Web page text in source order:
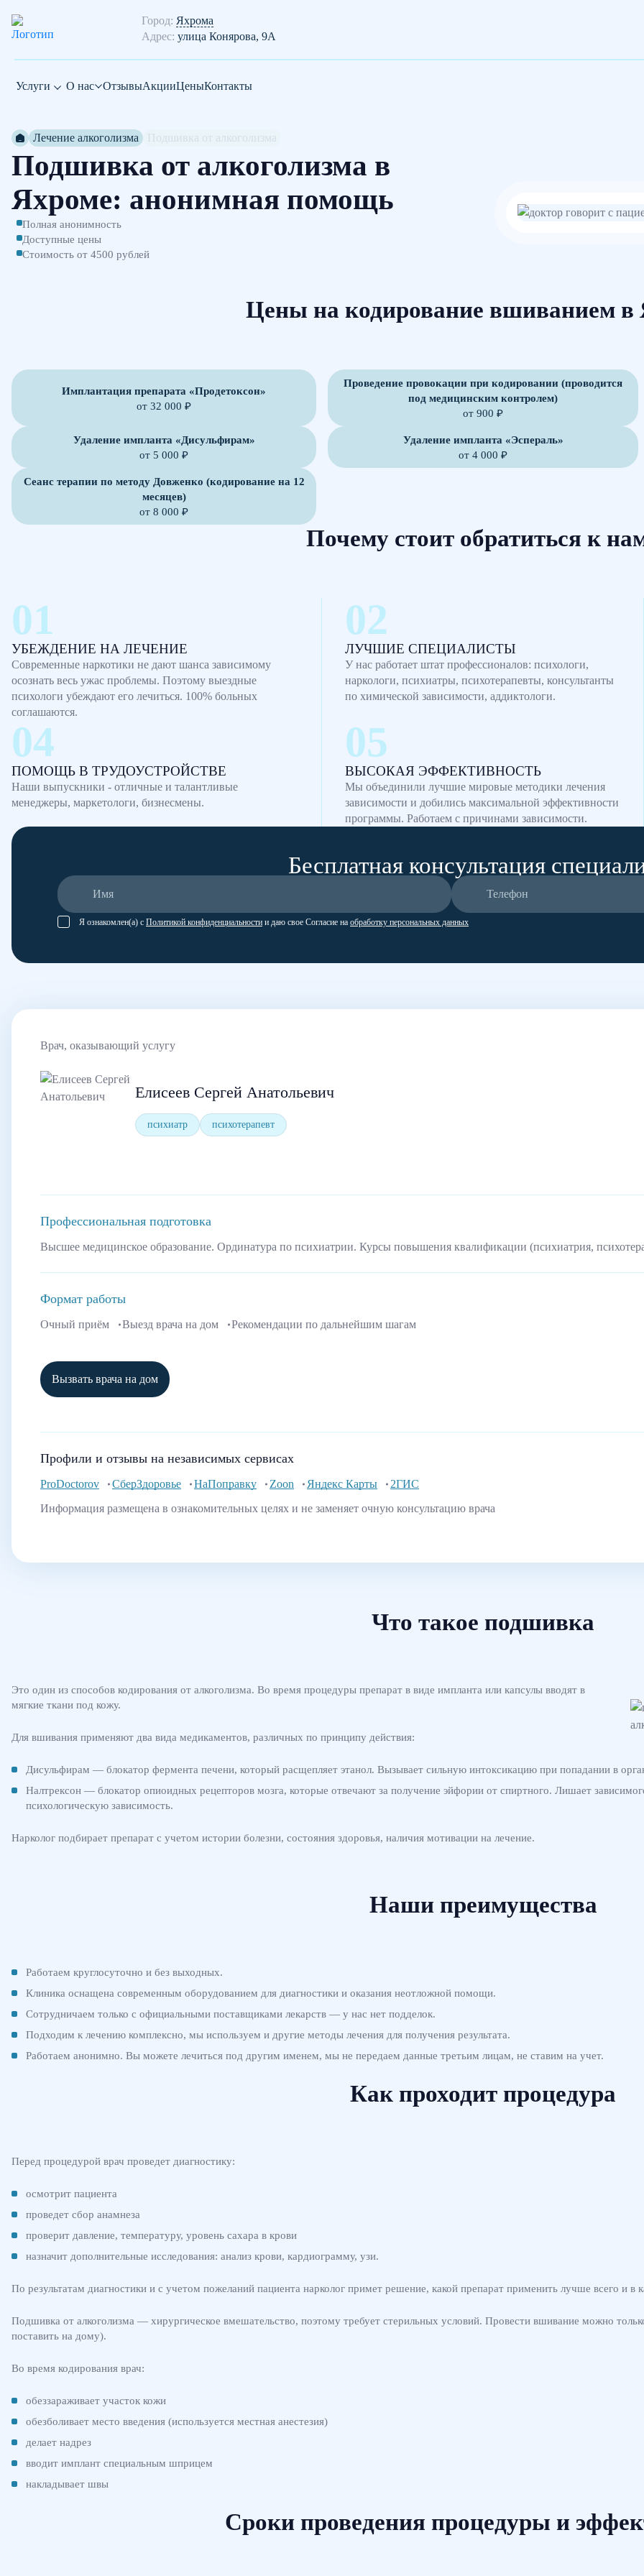
Город: Яхрома
Адрес: улица Конярова, 9А
Услуги О нас ОтзывыАкцииЦеныКонтакты
Лечение алкоголизма
Подшивка от алкоголизма в
Яхроме: анонимная помощь
Полная анонимность
Доступные цены
Стоимость от 4500 рублей
Цены на кодирование вшиванием в
Имплантация препарата «Продетоксон»
от 32 000 ₽
Проведение провокации при кодировании (проводится
под медицинским контролем)
от 900 ₽
Удаление импланта «Дисульфирам»
от 5 000 ₽
Удаление импланта «Эспераль»
от 4 000 ₽
Сеанс терапии по методу Довженко (кодирование на 12
месяцев)
от 8 000 ₽
Почему стоит обратиться к
УБЕЖДЕНИЕ НА ЛЕЧЕНИЕ
Современные наркотики не дают шанса зависимому
осознать весь ужас проблемы. Поэтому выездные
психологи убеждают его лечиться. 100% больных
соглашаются.
ЛУЧШИЕ СПЕЦИАЛИСТЫ
У нас работает штат профессионалов: психологи,
наркологи, психиатры, психотерапевты, консультанты
по химической зависимости, аддиктологи.
ПОМОЩЬ В ТРУДОУСТРОЙСТВЕ
Наши выпускники - отличные и талантливые
менеджеры, маркетологи, бизнесмены.
ВЫСОКАЯ ЭФФЕКТИВНОСТЬ
Мы объединили лучшие мировые методики лечения
зависимости и добились максимальной эффективности
программы. Работаем с причинами зависимости.
Бесплатная консультация
Я ознакомлен(а) с Политикой конфиденциальности и даю свое Согласие на обработку персональных данных
Врач, оказывающий услугу
Елисеев Сергей Анатольевич
психиатр психотерапевт
Профессиональная подготовка
Высшее медицинское образование. Ординатура по психиатрии. Курсы повышения квалификации (психиатрия,
Формат работы
Очный приём Выезд врача на дом Рекомендации по дальнейшим шагам
Вызвать врача на дом
Профили и отзывы на независимых сервисах
ProDoctorov СберЗдоровье НаПоправку Zoon Яндекс Карты
2ГИС
Информация размещена в ознакомительных целях и не заменяет очную консультацию врача
Что такое подшивка
Это один из способов кодирования от алкоголизма. Во время процедуры препарат в виде импланта или капсулы вводят в
мягкие ткани под кожу.
Для вшивания применяют два вида медикаментов, различных по принципу действия:
Дисульфирам — блокатор фермента печени, который расщепляет этанол. Вызывает сильную интоксикацию при попадании в
Налтрексон — блокатор опиоидных рецепторов мозга, которые отвечают за получение эйфории от спиртного. Лишает
психологическую зависимость.
Нарколог подбирает препарат с учетом истории болезни, состояния здоровья, наличия мотивации на лечение.
Наши преимущества
Работаем круглосуточно и без выходных.
Клиника оснащена современным оборудованием для диагностики и оказания неотложной помощи.
Сотрудничаем только с официальными поставщиками лекарств — у нас нет подделок.
Подходим к лечению комплексно, мы используем и другие методы лечения для получения результата.
Работаем анонимно. Вы можете лечиться под другим именем, мы не передаем данные третьим лицам, не ставим на учет.
Как проходит процедура
Перед процедурой врач проведет диагностику:
осмотрит пациента
проведет сбор анамнеза
проверит давление, температуру, уровень сахара в крови
назначит дополнительные исследования: анализ крови, кардиограмму, узи.
По результатам диагностики и с учетом пожеланий пациента нарколог примет решение, какой препарат применить лучше всего и в
Подшивка от алкоголизма — хирургическое вмешательство, поэтому требует стерильных условий. Провести вшивание можно
поставить на дому).
Во время кодирования врач:
обеззараживает участок кожи
обезболивает место введения (используется местная анестезия)
делает надрез
вводит имплант специальным шприцем
накладывает швы
Сроки проведения процедуры и